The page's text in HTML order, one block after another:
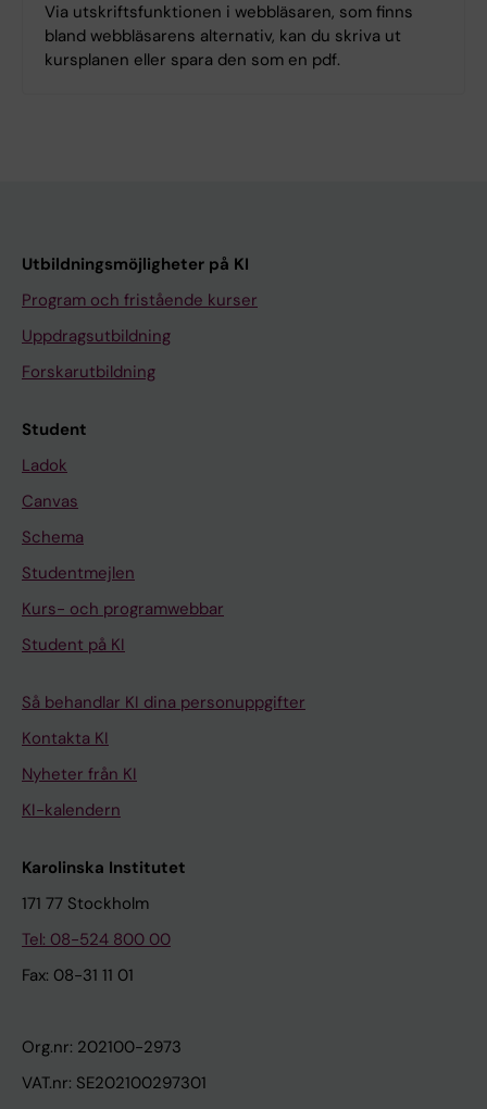
Via utskriftsfunktionen i webbläsaren, som finns
bland webbläsarens alternativ, kan du skriva ut
kursplanen eller spara den som en pdf.
Utbildningsmöjligheter på KI
Program och fristående kurser
Uppdragsutbildning
Forskarutbildning
Student
Ladok
Canvas
Schema
Studentmejlen
Kurs- och programwebbar
Student på KI
Så behandlar KI dina personuppgifter
Kontakta KI
Nyheter från KI
KI-kalendern
Karolinska Institutet
171 77 Stockholm
Tel: 08-524 800 00
Fax: 08-31 11 01
Org.nr: 202100-2973
VAT.nr: SE202100297301